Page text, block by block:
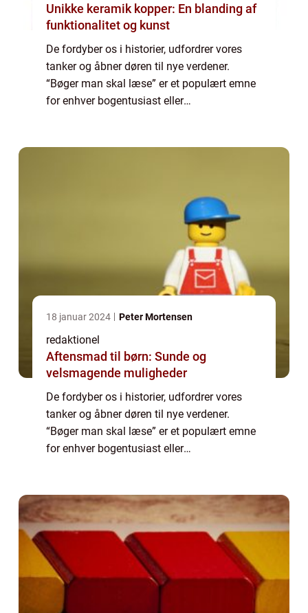
Unikke keramik kopper: En blanding af
funktionalitet og kunst
De fordyber os i historier, udfordrer vores
tanker og åbner døren til nye verdener.
“Bøger man skal læse” er et populært emne
for enhver bogentusiast eller
18 januar 2024 Peter Mortensen
redaktionel
Aftensmad til børn: Sunde og
velsmagende muligheder
De fordyber os i historier, udfordrer vores
tanker og åbner døren til nye verdener.
“Bøger man skal læse” er et populært emne
for enhver bogentusiast eller